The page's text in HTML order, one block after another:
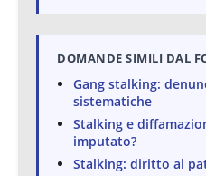
DOMANDE SIMILI DAL
Gang stalking:
sistematiche
Stalking e
imputato?
Stalking: diritto al